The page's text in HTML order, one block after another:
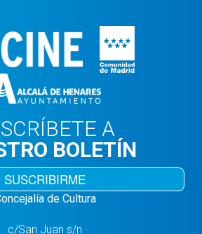
A
BOLETÍN
SUSCRIBIRME
de Cultura
c/San Juan s/n